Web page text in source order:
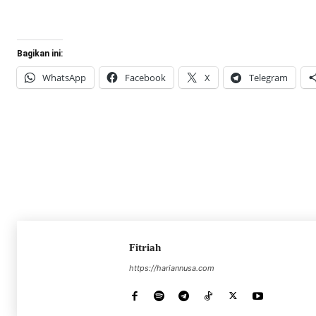
Bagikan ini:
WhatsApp Facebook X Telegram
Fitriah
https://hariannusa.com